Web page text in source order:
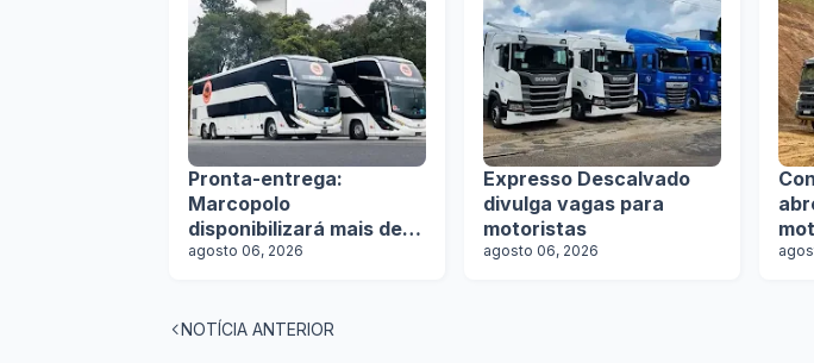
Pronta-entrega:
Marcopolo
disponibilizará mais de
100 ônibus para
agosto 06, 2026
Expresso Descalvado
divulga vagas para
motoristas
agosto 06, 2026
NOTÍCIA ANTERIOR